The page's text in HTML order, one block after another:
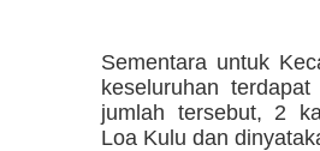
Sementara untuk
keseluruhan
jumlah tersebut, 2
Loa Kulu dan